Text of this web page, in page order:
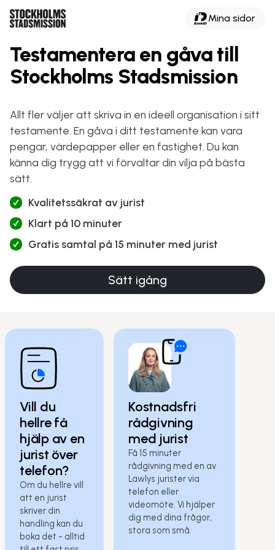
Mina sidor
Testamentera en gåva till
Stockholms Stadsmission
Allt fler väljer att skriva in en ideell organisation i sitt
testamente. En gåva i ditt testamente kan vara
pengar, värdepapper eller en fastighet. Du kan
känna dig trygg att vi förvaltar din vilja på bästa
sätt.
Kvalitetssäkrat av jurist
Klart på 10 minuter
Gratis samtal på 15 minuter med jurist
Sätt igång
Vill du
hellre få
hjälp av en
jurist över
telefon?
Om du hellre vill
att en jurist
skriver din
handling kan du
boka det - alltid
Kostnadsfri
rådgivning
med jurist
Få 15 minuter
rådgivning med en av
Lawlys jurister via
telefon eller
videomöte. Vi hjälper
dig med dina frågor,
stora som små.